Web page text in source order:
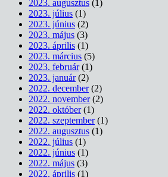
2023. augusztus (1)
2023. július (1)
2023. június (2)
2023. május (3)
2023. április (1)
2023. március (5)
2023. február(1)
2023. január(2)
2022. december(2)
2022. november(2)
2022. október(1)
2022. szeptember(1)
2022. augusztus (1)
2022. július (1)
2022. június (1)
2022. május (3)
2022. április (1)